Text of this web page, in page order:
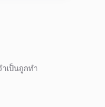
เป็นถูกทำ